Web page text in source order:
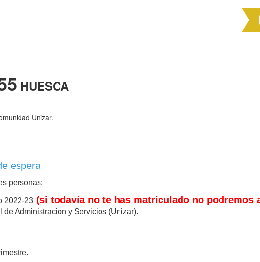
HUESCA
Unizar.
espera
personas:
2022-23 (si todavía no te has matriculado no podremos
Administración y Servicios (Unizar).